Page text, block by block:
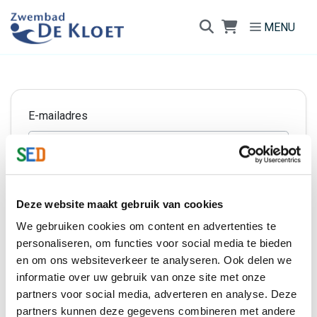
Deze website maakt gebruik van cookies
We gebruiken cookies om content en advertenties te
personaliseren, om functies voor social media te bieden
en om ons websiteverkeer te analyseren. Ook delen we
informatie over uw gebruik van onze site met onze
partners voor social media, adverteren en analyse. Deze
partners kunnen deze gegevens combineren met andere
Direct naar de inhoud van de pagina
MENU
E-mailadres
Ingelogd blijven
Inloggen